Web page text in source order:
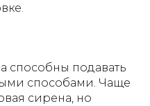
способны подавать
способами. Чаще
сирена, но